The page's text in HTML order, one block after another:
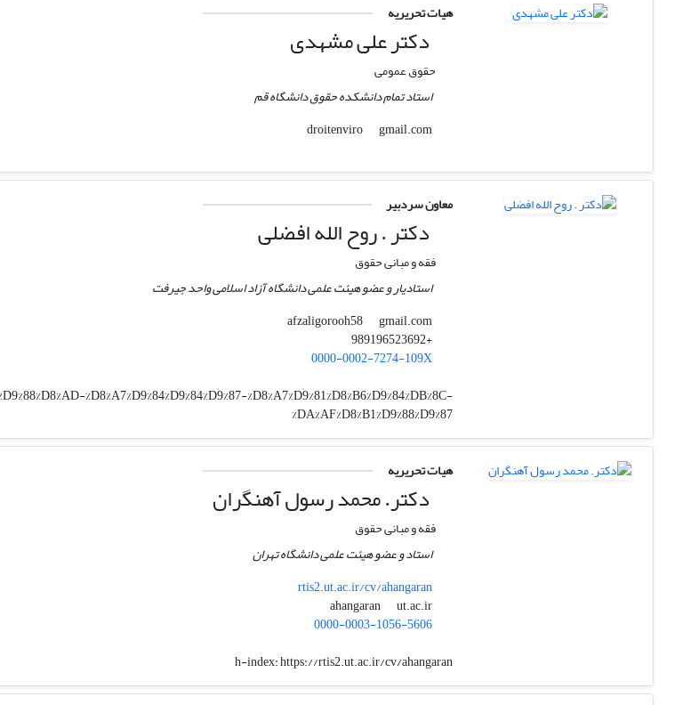
هیات تحریریه
دکتر علی مشهدی
حقوق عمومی
استاد تمام دانشکده حقوق دانشگاه قم
droitenviro
gmail.com
معاون سردبیر
دکتر . روح الله افضلی
فقه و مبانی حقوق
استادیار و عضو هیئت علمی دانشگاه آزاد اسلامی واحد جیرفت
afzaligorooh58
gmail.com
+989196523692
0000-0002-7274-109X
%D8%A7%D9%84%D9%84%D9%87-%D8%A7%D9%81%D8%B6%D9%84%DB%8C-
%DA%AF%D8%B1%D9%88%D9%87
هیات تحریریه
دکتر. محمد رسول آهنگران
فقه و مبانی حقوق
استاد و عضو هیئت علمی دانشگاه تهران
rtis2.ut.ac.ir/cv/ahangaran
ahangaran
ut.ac.ir
0000-0003-1056-5606
h-index:https://rtis2.ut.ac.ir/cv/ahangaran